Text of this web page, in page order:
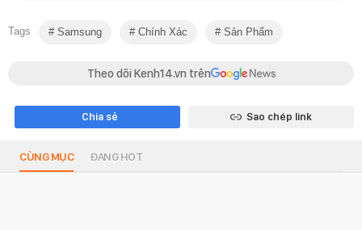
Tags Samsung Chính Xác Sản Phẩm
Theo dõi Kenh14.vn trên
Chia sẻ Sao chép link
CÙNG MỤC ĐANG HOT